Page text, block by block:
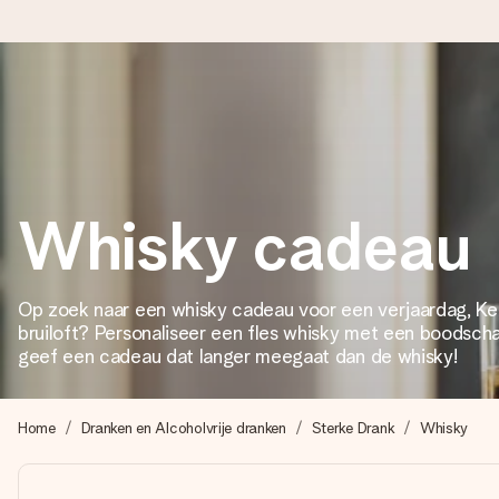
We maken jouw cadeau met zorg en zorgen dat het
4,8 (gebaseerd op +8.000 reviews)
Onze cadeaus worden gewaardeerd. Klanten beoordelen
Je maakt in een paar stappen iets unieks – met haar naam,
Whisky cadeau
Op zoek naar een whisky cadeau voor een verjaardag,
bruiloft? Personaliseer een fles whisky met een
geef een cadeau dat langer meegaat dan de whisky!
Home Dranken en Alcoholvrije dranken Sterke Drank Whisky